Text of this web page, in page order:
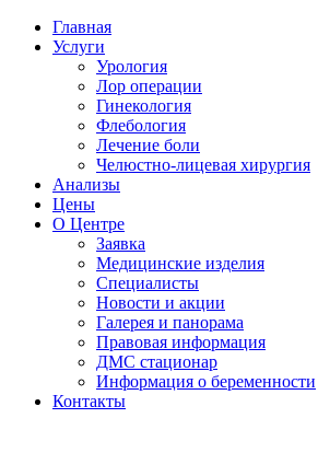
Главная
Услуги
Урология
Лор операции
Гинекология
Флебология
Лечение боли
Челюстно-лицевая хирургия
Анализы
Цены
О Центре
Заявка
Медицинские изделия
Специалисты
Новости и акции
Галерея и панорама
Правовая информация
ДМС стационар
Информация о беременности
Контакты